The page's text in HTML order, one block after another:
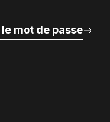
mot de passe